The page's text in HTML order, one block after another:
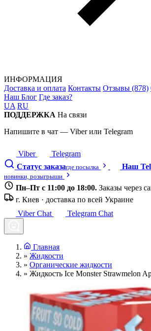
ИНФОРМАЦИЯ
Доставка и оплата Контакты Отзывы (878)
Наш Блог Где заказ?
UA RU
ПОДДЕРЖКА На связи
Напишите в чат — Viber или Telegram
Viber
Telegram
Статус заказагде посылка Наш
новинки, розыгрыши
Пн–Пт с 11:00 до 18:00. Заказы через
г. Киев · доставка по всей Украине
Viber Chat
Telegram Chat
Главная
» Жидкости
» Органические жидкости
» Жидкость Ice Monster Strawmelon